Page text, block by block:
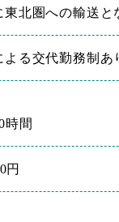
北圏への輸送と
る交代勤務制あ
間
円